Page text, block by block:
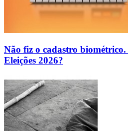
Não fiz o cadastro
Eleições 2026?